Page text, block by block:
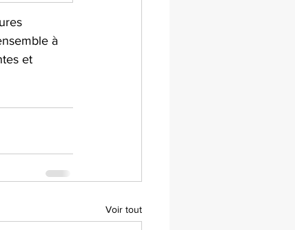
à
et
Voir tout